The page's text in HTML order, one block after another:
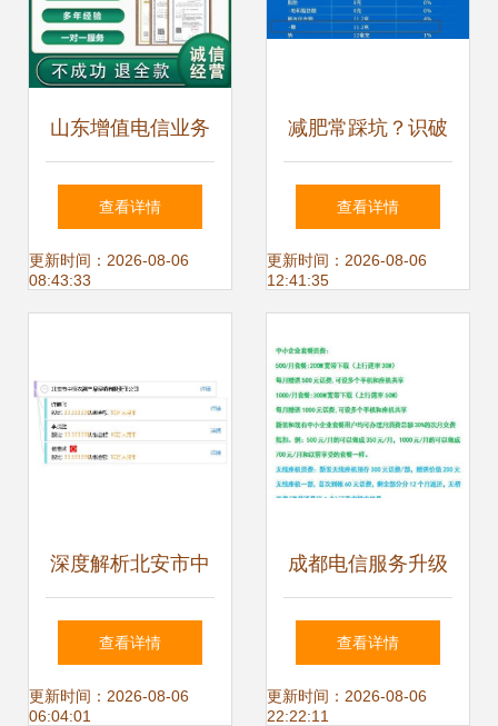
山东增值电信业务
经营许可证代办服
务指南——时间与
查看详情
更新时间：2026-08-06
08:43:33
减肥常踩坑？识破
食品商家惯用套
路，为你的瘦身之
查看详情
更新时间：2026-08-06
12:41:35
深度解析北安市中
恒农副产品经销有
限责任公司 业务范
查看详情
更新时间：2026-08-06
06:04:01
成都电信服务升级
内部价格办理宽
带、光纤与办公一
查看详情
更新时间：2026-08-06
22:22:11